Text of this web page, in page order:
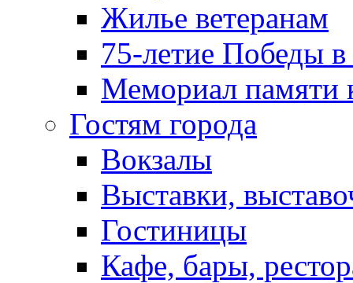
Жилье ветеранам
75-летие Победы
Мемориал памяти
Гостям города
Вокзалы
Выставки,
Гостиницы
Кафе, бары,